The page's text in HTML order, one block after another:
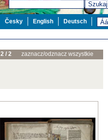
Szukaj
Deutsch
English
Česky
2 / 2 zaznacz/odznacz wszystkie